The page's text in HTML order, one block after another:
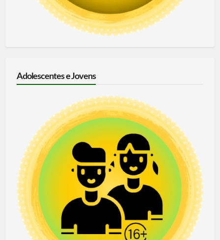
Adolescentes e Jovens